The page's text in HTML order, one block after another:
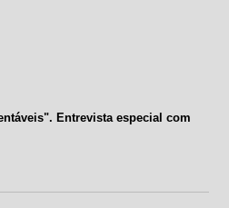
Entrevista especial com